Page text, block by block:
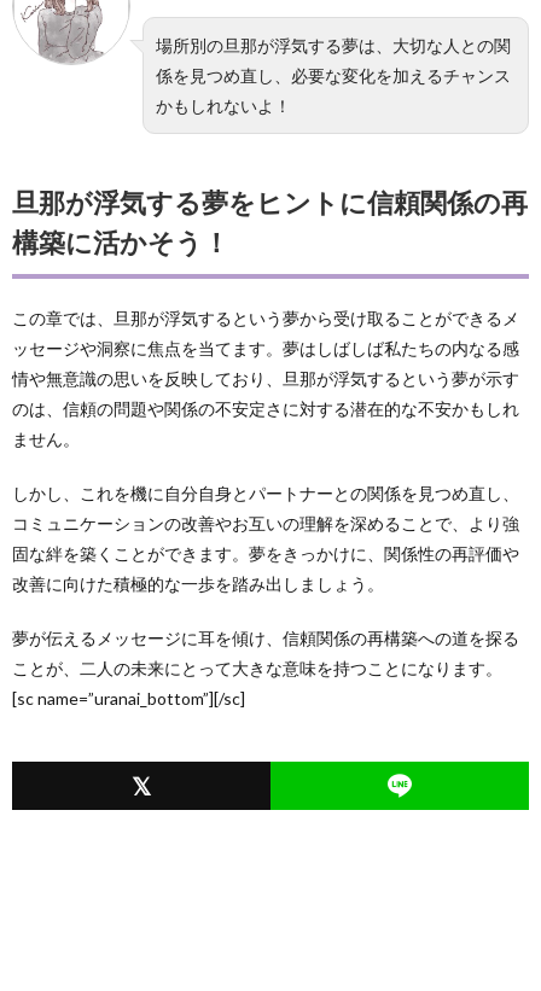
場所別の旦那が浮気する夢は、大切な人との関
係を見つめ直し、必要な変化を加えるチャンス
かもしれないよ！
旦那が浮気する夢をヒントに信頼関係の再
構築に活かそう！
この章では、旦那が浮気するという夢から受け取ることができるメ
ッセージや洞察に焦点を当てます。夢はしばしば私たちの内なる感
情や無意識の思いを反映しており、旦那が浮気するという夢が示す
のは、信頼の問題や関係の不安定さに対する潜在的な不安かもしれ
ません。
しかし、これを機に自分自身とパートナーとの関係を見つめ直し、
コミュニケーションの改善やお互いの理解を深めることで、より強
固な絆を築くことができます。夢をきっかけに、関係性の再評価や
改善に向けた積極的な一歩を踏み出しましょう。
夢が伝えるメッセージに耳を傾け、信頼関係の再構築への道を探る
ことが、二人の未来にとって大きな意味を持つことになります。
[sc name=”uranai_bottom”][/sc]